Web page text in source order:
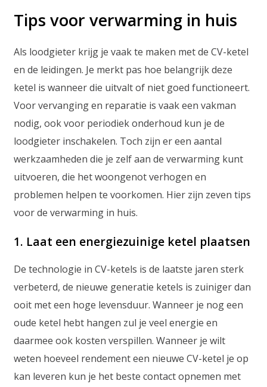
Tips voor verwarming in huis
Als loodgieter krijg je vaak te maken met de CV-ketel
en de leidingen. Je merkt pas hoe belangrijk deze
ketel is wanneer die uitvalt of niet goed functioneert.
Voor vervanging en reparatie is vaak een vakman
nodig, ook voor periodiek onderhoud kun je de
loodgieter inschakelen. Toch zijn er een aantal
werkzaamheden die je zelf aan de verwarming kunt
uitvoeren, die het woongenot verhogen en
problemen helpen te voorkomen. Hier zijn zeven tips
voor de verwarming in huis.
1. Laat een energiezuinige ketel plaatsen
De technologie in CV-ketels is de laatste jaren sterk
verbeterd, de nieuwe generatie ketels is zuiniger dan
ooit met een hoge levensduur. Wanneer je nog een
oude ketel hebt hangen zul je veel energie en
daarmee ook kosten verspillen. Wanneer je wilt
weten hoeveel rendement een nieuwe CV-ketel je op
kan leveren kun je het beste contact opnemen met